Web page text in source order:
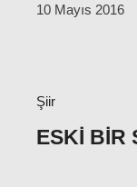
10 Mayıs 2016
Şiir
ESKI BIR